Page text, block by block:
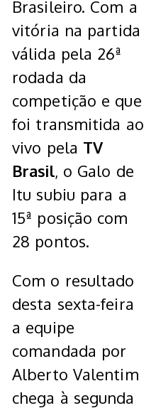
Brasileiro. Com a
vitória na partida
válida pela 26ª
rodada da
competição e que
foi transmitida ao
vivo pela TV
Brasil, o Galo de
Itu subiu para a
15ª posição com
28 pontos.
Com o resultado
desta sexta-feira
a equipe
comandada por
Alberto Valentim
chega à segunda